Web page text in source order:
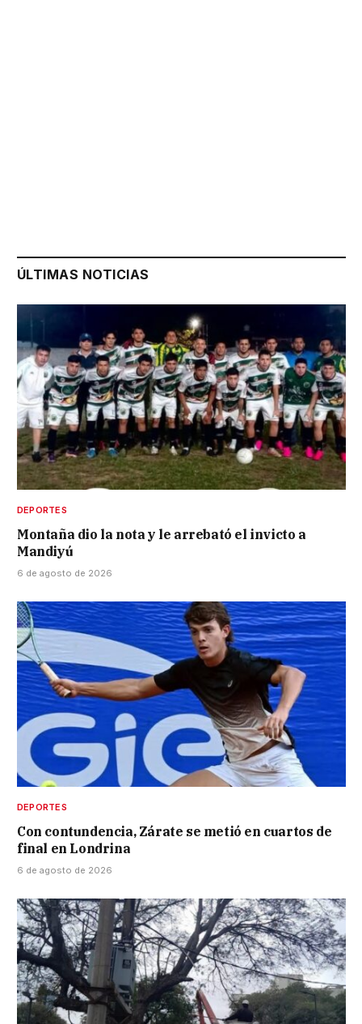
ÚLTIMAS NOTICIAS
DEPORTES
Montaña dio la nota y le arrebató el invicto a
Mandiyú
6 de agosto de 2026
DEPORTES
Con contundencia, Zárate se metió en cuartos de
final en Londrina
6 de agosto de 2026